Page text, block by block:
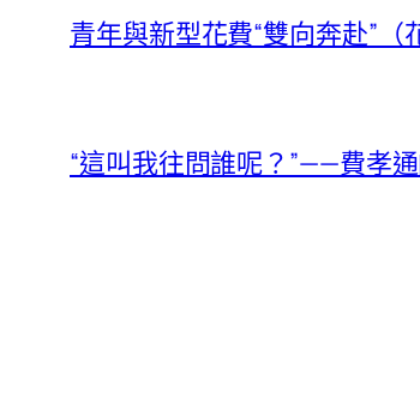
青年與新型花費“雙向奔赴”
“這叫我往問誰呢？”——費孝